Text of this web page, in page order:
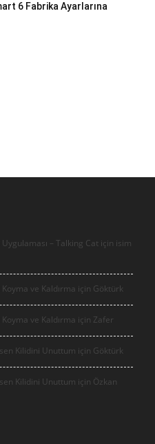
6 Fabrika Ayarlarına
– Talking Cat için isim
ve Kaldırma için Göktürk
ve Kaldırma için Zafer
Kilidini Unuttum için Göktürk
Kilidini Unuttum için Özkan